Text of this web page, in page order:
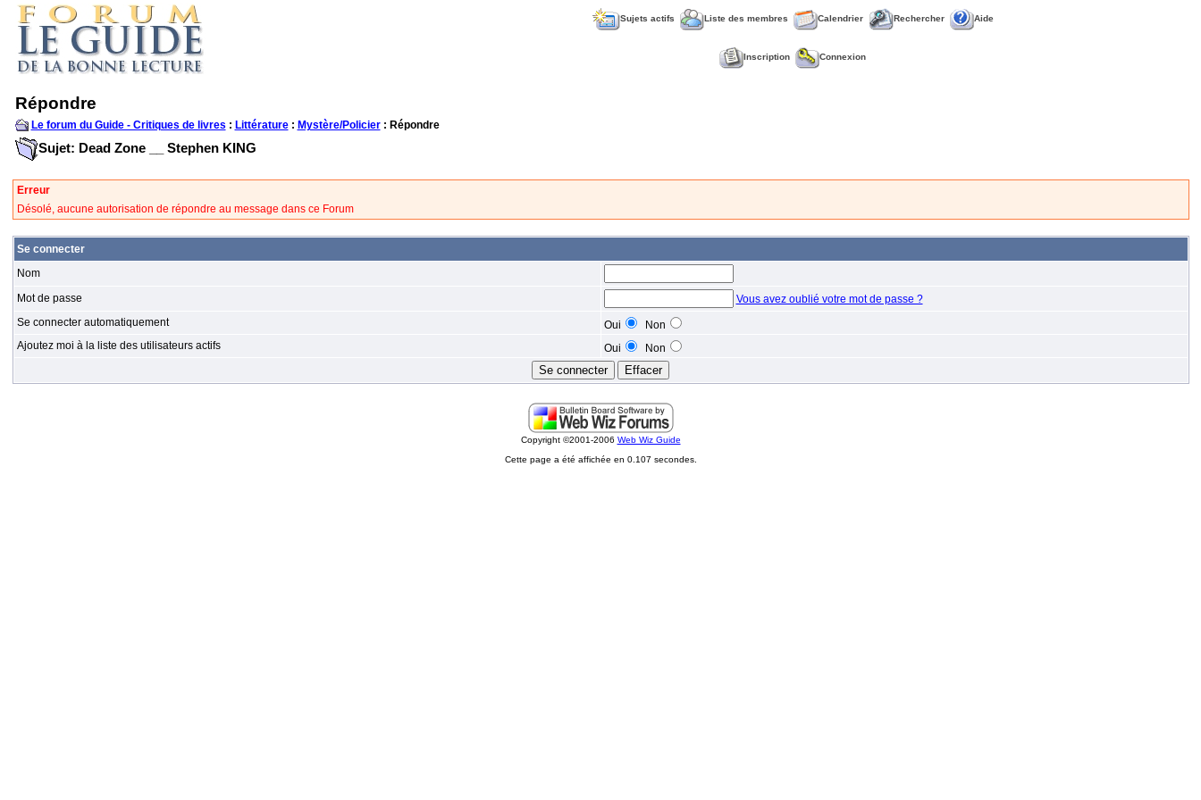
Sujets actifs Liste des membres Calendrier Rechercher Aide
Inscription Connexion
Répondre
Le forum du Guide - Critiques de livres : Littérature: Mystère/Policier: Répondre
Sujet: Dead Zone __ Stephen KING
Erreur
Désolé, aucune autorisation de répondre au message dans ce Forum
Se connecter
Nom
Mot de passe
Vous avez oublié votre mot de passe ?
Se connecter automatiquement
Oui
Non
Ajoutez moi à la liste des utilisateurs actifs
Oui Non
Copyright ©2001-2006 Web Wiz Guide
Cette page a été affichée en 0.107 secondes.